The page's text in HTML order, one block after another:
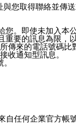
您取得聯絡並傳
。即使未加入本
要的訊息為限，
傳來的電話號碼比
收通知型訊息。
自任何企業官方帳